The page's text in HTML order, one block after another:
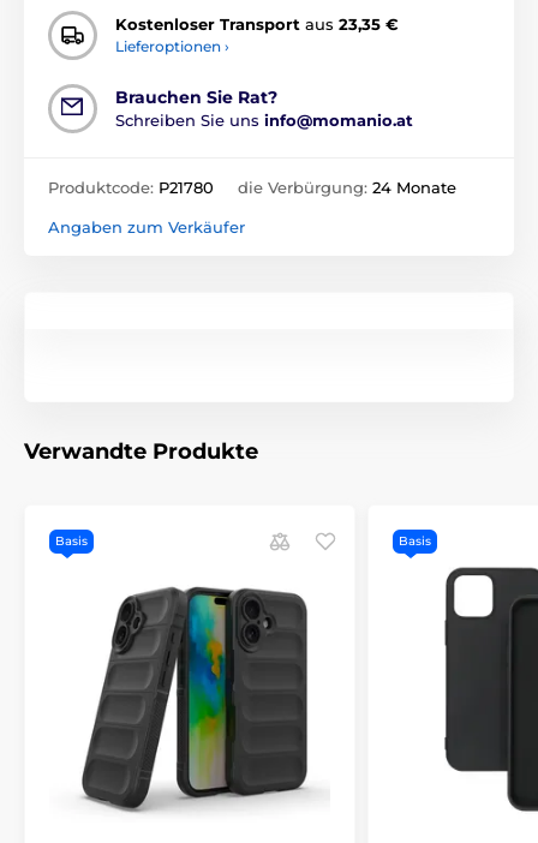
Kostenloser Transport aus 23,35 €
Lieferoptionen ›
Brauchen Sie Rat?
Schreiben Sie uns info@momanio.at
Produktcode: P21780 die Verbürgung: 24 Monate
Angaben zum Verkäufer
Verwandte Produkte
Basis Basis